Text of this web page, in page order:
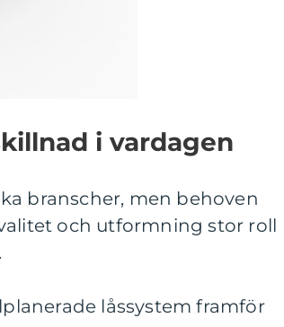
i vardagen
branscher, men behoven
och utformning stor roll
låssystem framför